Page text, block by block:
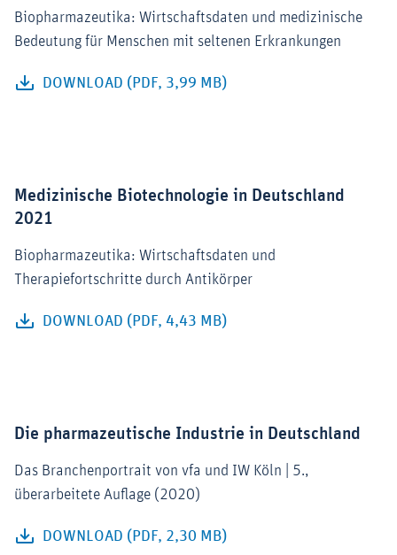
Biopharmazeutika: Wirtschaftsdaten und medizinische
Bedeutung für Menschen mit seltenen Erkrankungen
DOWNLOAD (PDF, 3,99 MB)
Medizinische Biotechnologie in Deutschland
2021
Biopharmazeutika: Wirtschaftsdaten und
Therapiefortschritte durch Antikörper
DOWNLOAD (PDF, 4,43 MB)
Die pharmazeutische Industrie in Deutschland
Das Branchenportrait von vfa und IW Köln | 5.,
überarbeitete Auflage (2020)
DOWNLOAD (PDF, 2,30 MB)